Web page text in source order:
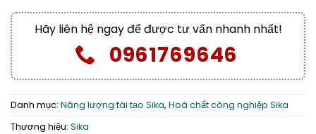
Hãy liên hệ ngay để được tư vấn nhanh nhất!
0961769646
Danh mục: Năng lượng tái tạo Sika, Hoá chất công nghiệp Sika
Thương hiệu: Sika